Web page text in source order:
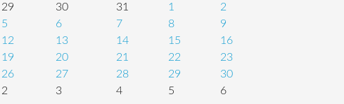
29 30 31 1
2
5 6 7 8
9
12 13 14 15
16
19 20 21 22
23
26 27 28 29
30
2 3 4 5 6